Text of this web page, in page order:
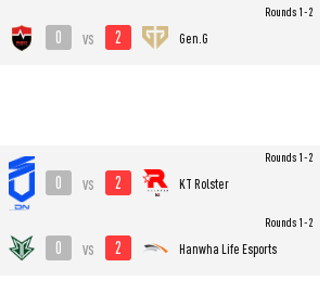
0 vs 2 Gen.G
Rounds 1-2
0 vs 2 KT Rolster
Rounds 1-2
0 vs 2 Hanwha Life Esports
Rounds 1-2